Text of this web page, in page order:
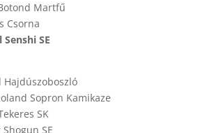
Martfű
Csorna
SE
Hajdúszoboszló
Sopron Kamikaze
SK
SE